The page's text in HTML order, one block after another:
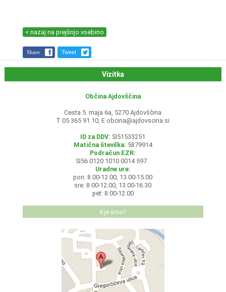
< nazaj na prejšnjo vsebino
Share Tweet
Vizitka
Občina Ajdovščina
Cesta 5. maja 6a, 5270 Ajdovščina
T 05 365 91 10, E obcina@ajdovscina.si
ID za DDV: SI51533251
Matična številka: 5879914
Podračun EZR:
SI56 0120 1010 0014 597
Uradne ure:
pon: 8.00-12.00, 13.00-15.00
sre: 8.00-12.00, 13.00-16.30
pet: 8.00-12.00
Kje smo?